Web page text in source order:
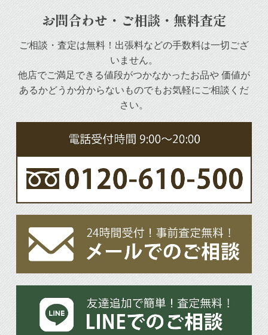
お問合わせ・ご相談・無料査定
ご相談・査定は無料！出張料などの手数料は一切ござ
いません。
他店でご満足できる値段がつかなかったお品や 価値が
あるかどうか分からないものでもお気軽にご相談くだ
さい。